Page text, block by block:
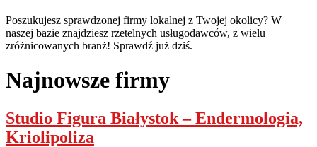
Poszukujesz sprawdzonej firmy lokalnej z Twojej okolicy? W
naszej bazie znajdziesz rzetelnych usługodawców, z wielu
zróżnicowanych branż! Sprawdź już dziś.
Najnowsze firmy
Studio Figura Białystok – Endermologia,
Kriolipoliza